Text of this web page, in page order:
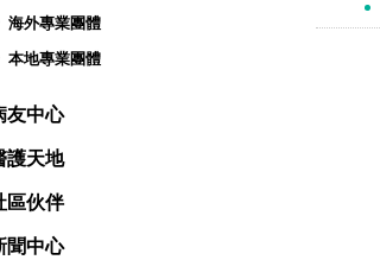
海外專業團體
本地專業團體
友中心
護天地
區伙伴
聞中心